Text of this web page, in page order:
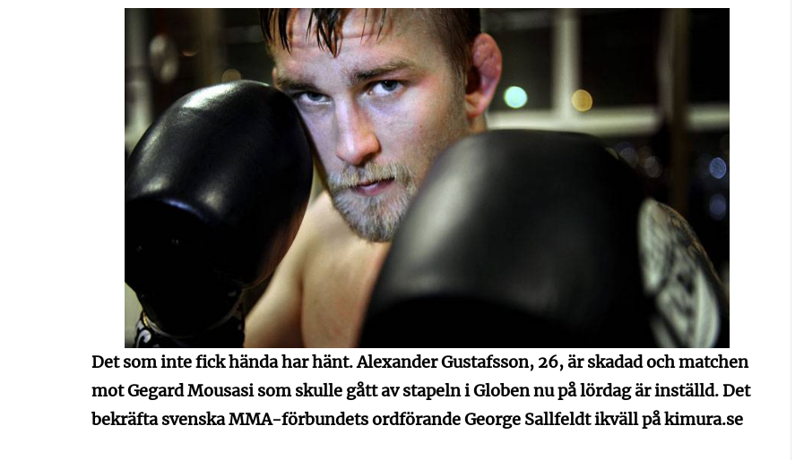
Det som inte fick hända har hänt. Alexander Gustafsson, 26, är skadad och matchen
mot Gegard Mousasi som skulle gått av stapeln i Globen nu på lördag är inställd. Det
bekräfta svenska MMA-förbundets ordförande George Sallfeldt ikväll på kimura.se